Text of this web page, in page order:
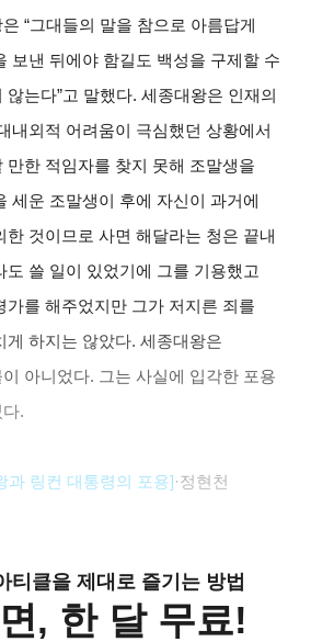
“그대들의 말을 참으로 아름답게
보낸 뒤에야 함길도 백성을 구제할 수
는다”고 말했다. 세종대왕은 인재의
내외적 어려움이 극심했던 상황에서
만한 적임자를 찾지 못해 조말생을
세운 조말생이 후에 자신이 과거에
한 것이므로 사면 해달라는 청은 끝내
도 쓸 일이 있었기에 그를 기용했고
가를 해주었지만 그가 저지른 죄를
게 하지는 않았다. 세종대왕은
아니었다. 그는 사실에 입각한 포용
.
과 링컨 대통령의 포용] ·정현천
티클을 제대로 즐기는 방법
, 한 달 무료!